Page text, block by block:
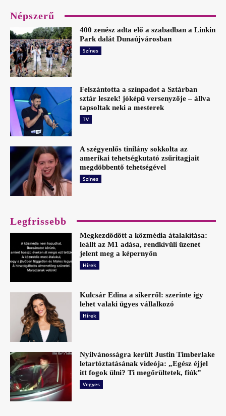
Népszerű
400 zenész adta elő a szabadban a Linkin
Park dalát Dunaújvárosban
Színes
Felszántotta a színpadot a Sztárban
sztár leszek! jóképű versenyzője – állva
tapsoltak neki a mesterek
TV
A szégyenlős tinilány sokkolta az
amerikai tehetségkutató zsűritagjait
megdöbbentő tehetségével
Színes
Legfrissebb
Megkezdődött a közmédia átalakítása:
leállt az M1 adása, rendkívüli üzenet
jelent meg a képernyőn
Hírek
Kulcsár Edina a sikerről: szerinte így
lehet valaki ügyes vállalkozó
Hírek
Nyilvánosságra került Justin Timberlake
letartóztatásának videója: „Egész éjjel
itt fogok ülni? Ti megőrültetek, fiúk”
Vegyes